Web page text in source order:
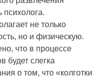
психолога.
не только
но и физическую.
что в процессе
будет слегка
о том, что «колготки